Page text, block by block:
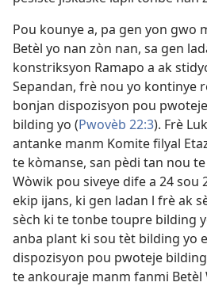
Pou kounye a, pa gen yon gwo
Betèl yo nan zòn nan, sa gen
konstriksyon Ramapo a ak
Sepandan, frè nou yo kontinye
bonjan dispozisyon pou
bilding yo (Pwovèb 22:3). Frè
antanke manm Komite filyal
te kòmanse, san pèdi tan nou
Wòwik pou siveye dife a 24 sou
ekip ijans, ki gen ladan l frè ak
sèch ki te tonbe toupre bilding
anba plant ki sou tèt bilding yo
dispozisyon pou pwoteje
te ankouraje manm fanmi Betèl